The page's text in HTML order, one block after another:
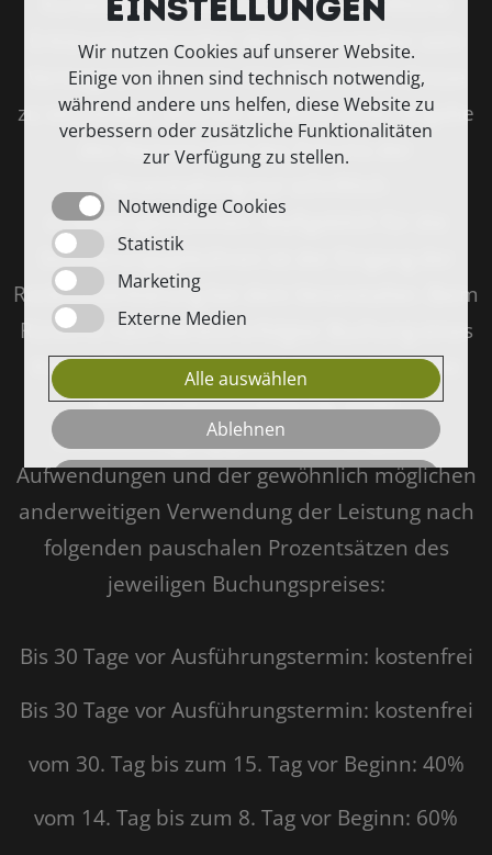
Einstellungen
Wir nutzen Cookies auf unserer Website.
Einige von ihnen sind technisch notwendig,
während andere uns helfen, diese Website zu
verbessern oder zusätzliche Funktionalitäten
zur Verfügung zu stellen.
Notwendige Cookies
Statistik
Marketing
Externe Medien
Alle auswählen
Ablehnen
Speichern
Details einblenden
Erklärung gegenüber dem Veranstalter vom
Vertrag zurücktreten. Um Missverständnisse
zu vermeiden, wird ein Rücktritt unter Angabe
des Namens und des Datums der
entgegengenommen. Maßgeblich für die
Stornierungsgebühren ist der Eingang der
Rücktrittserklärung bei dem Veranstalter. Beim
Rücktritt nach bereits erfolgter Buchung eines
Kurses/Events beim Veranstalter erfolgt die
Rücktrittsentschädigung, unter
Berücksichtigung gewöhnlich ersparter
Aufwendungen und der gewöhnlich möglichen
anderweitigen Verwendung der Leistung nach
folgenden pauschalen Prozentsätzen des
jeweiligen Buchungspreises:
Bis 30 Tage vor Ausführungstermin: kostenfrei
Bis 30 Tage vor Ausführungstermin: kostenfrei
vom 30. Tag bis zum 15. Tag vor Beginn: 40%
vom 14. Tag bis zum 8. Tag vor Beginn: 60%